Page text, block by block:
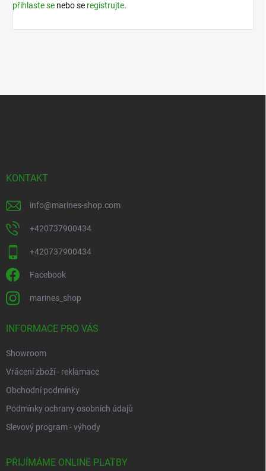
přihlaste se nebo se registrujte.
KONTAKT
info@marines-shop.com
+420737900434
+420737900434
Facebook
marines_shop
INFORMACE PRO VÁS
Showroom
Vrácení zboží - reklamace
Obchodní podmínky
Podmínky ochrany osobních údajů
Slevový program - výhody
PŘIJÍMÁME ONLINE PLATBY